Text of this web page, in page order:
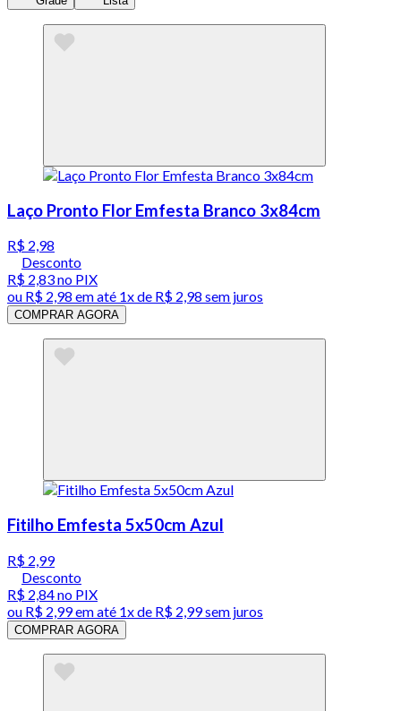
Laço Pronto Flor Emfesta Branco 3x84cm
R$ 2,98
Desconto
R$ 2,83no PIX
ou R$ 2,98 em até 1x de R$ 2,98 sem juros
COMPRAR AGORA
Fitilho Emfesta 5x50cm Azul
R$ 2,99
Desconto
R$ 2,84no PIX
ou R$ 2,99em até 1x de R$ 2,99sem juros
COMPRAR AGORA